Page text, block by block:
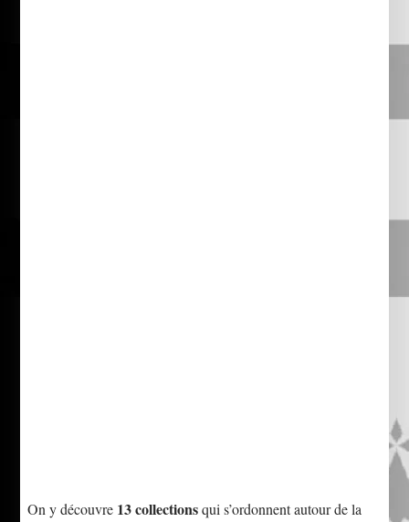
On y découvre 13 collectionsqui s’ordonnent autour de la